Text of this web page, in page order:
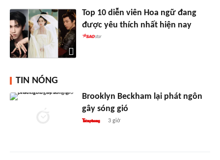
Top 10 diễn viên Hoa ngữ đang
được yêu thích nhất hiện nay
TIN NÓNG
Brooklyn Beckham lại phát ngôn
gây sóng gió
3 giờ